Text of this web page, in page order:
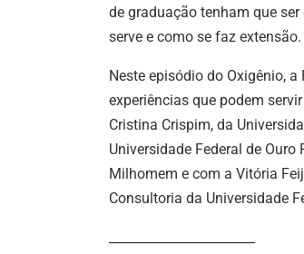
de graduação tenham que
serve e como se faz extensão.
Neste episódio do Oxigênio,
experiências que podem
Cristina Crispim, da
Universidade Federal de Ouro
Milhomem e com a Vitória
Consultoria da Universidade